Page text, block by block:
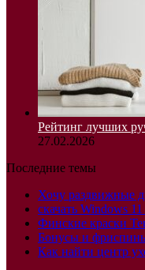
Рейтинг лучших
27.02.2026
Последние темы
Хочу раздвижные
скачать Windows
Финские краски
Бонусы и
Как найти центр